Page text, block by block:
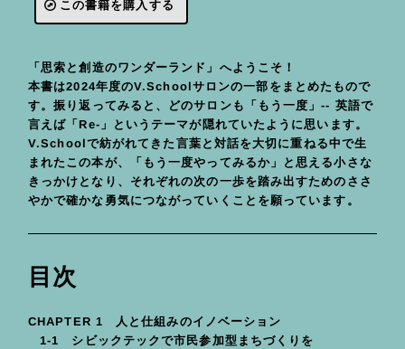
この書籍を購入する
「思索と創造のワンダーランド」へようこそ！
本書は2024年度のV.Schoolサロンの一部をまとめたもので
す。振り返ってみると、どのサロンも「もう一度」-- 英語で
言えば「Re-」というテーマが隠れていたように思います。
V.Schoolで紡がれてきた言葉と対話を大切に重ねる中で生
まれたこの本が、「もう一度やってみるか」と思える小さな
きっかけとなり、それぞれの次の一歩を踏み出すためのささ
やかで確かな勇気につながっていくことを願っています。
目次
CHAPTER 1 人と仕組みのイノベーション
1-1 シビックテックで市民参加型まちづくりを